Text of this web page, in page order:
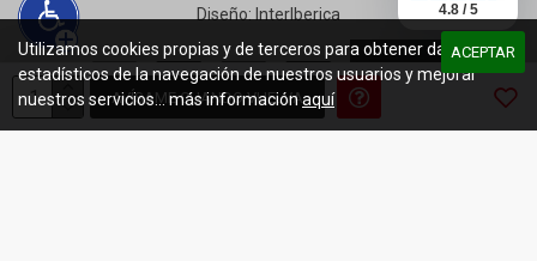
AVÍSAME CUANDO VUELVA
Diseño: InterIberica
ACEPTAR
Utilizamos cookies propias y de terceros para obtener datos
estadísticos de la navegación de nuestros usuarios y mejorar
nuestros servicios... más informaciónaquí
4.8 / 5